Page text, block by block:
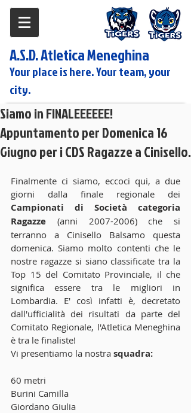
A.S.D. Atletica Meneghina
Your place is here. Your team, your
city.
Siamo in FINALEEEEEE!
Appuntamento per Domenica 16
Giugno per i CDS Ragazze a Cinisello.
Finalmente ci siamo, eccoci qui, a due
Campionati di Società categoria
Ragazze (anni 2007-2006) che si
terranno a Cinisello Balsamo questa
domenica. Siamo molto contenti che le
nostre ragazze si siano classificate tra la
Top 15 del Comitato Provinciale, il che
significa essere tra le migliori in
Lombardia. E' così infatti è, decretato
dall'ufficialità dei risultati da parte del
Comitato Regionale, l'Atletica Meneghina
è tra le finaliste!
Vi presentiamo la nostra squadra:
60 metri
Burini Camilla
Giordano Giulia